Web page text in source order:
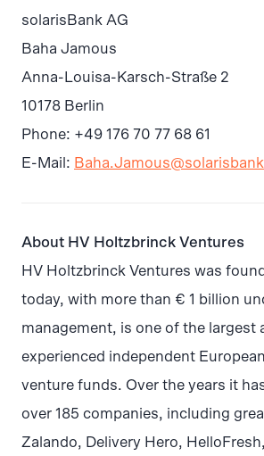
solarisBank AG
Baha Jamous
Anna-Louisa-Karsch-Straße 2
10178 Berlin
Phone: +49 176 70 77 68 61
E-Mail:
About HV Holtzbrinck Ventures
HV Holtzbrinck Ventures was
today, with more than € 1 billion
management, is one of the largest
experienced independent
venture funds. Over the years it
over 185 companies, including
Zalando, Delivery Hero,